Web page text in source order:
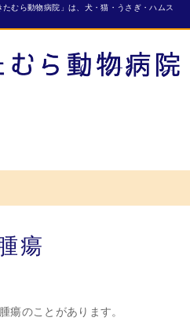
むら動物病院」は、犬・猫・うさぎ・ハムス
瘍
瘍のことがあります。